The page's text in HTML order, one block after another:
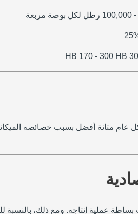
متانة أفضل بسبب خصائصه
عملية إنتاجه. ومع ذلك، بالنسبة